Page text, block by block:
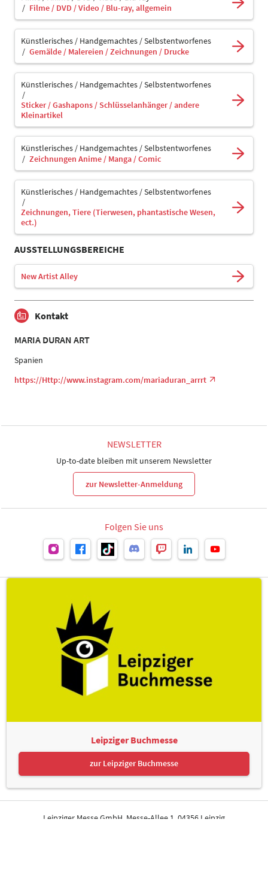
Filme / DVD / Video / Blu-ray, allgemein
Künstlerisches / Handgemachtes / Selbstentworfenes
Gemälde / Malereien / Zeichnungen / Drucke
Künstlerisches / Handgemachtes / Selbstentworfenes
Sticker / Gashapons / Schlüsselanhänger / andere
Kleinartikel
Künstlerisches / Handgemachtes / Selbstentworfenes
Zeichnungen Anime / Manga / Comic
Künstlerisches / Handgemachtes / Selbstentworfenes
Zeichnungen, Tiere (Tierwesen, phantastische Wesen,
ect.)
AUSSTELLUNGSBEREICHE
New Artist Alley
Kontakt
MARIA DURAN ART
Spanien
https://Http://www.instagram.com/mariaduran_arrrt
NEWSLETTER
Up-to-date bleiben mit unserem Newsletter
zur Newsletter-Anmeldung
Folgen Sie uns
Leipziger Buchmesse
zur Leipziger Buchmesse
Leipziger Messe GmbH, Messe-Allee 1, 04356 Leipzig